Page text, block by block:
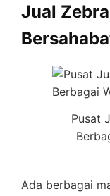
Jual
Pusat
Ada berbagai